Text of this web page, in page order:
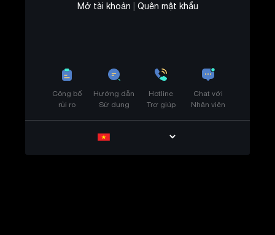
Mở tài khoản Quên mật khẩu
Công bố
rủi ro
Hướng dẫn
Sử dụng
Hotline
Trợ giúp
Chat với
Nhân viên